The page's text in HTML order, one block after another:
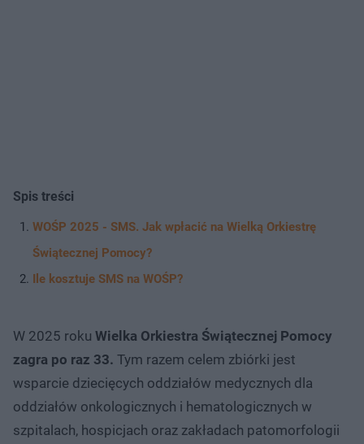
Spis treści
WOŚP 2025 - SMS. Jak wpłacić na Wielką Orkiestrę
Świątecznej Pomocy?
Ile kosztuje SMS na WOŚP?
W 2025 roku Wielka Orkiestra Świątecznej Pomocy
zagra po raz 33. Tym razem celem zbiórki jest
wsparcie dziecięcych oddziałów medycznych dla
oddziałów onkologicznych i hematologicznych w
szpitalach, hospicjach oraz zakładach patomorfologii